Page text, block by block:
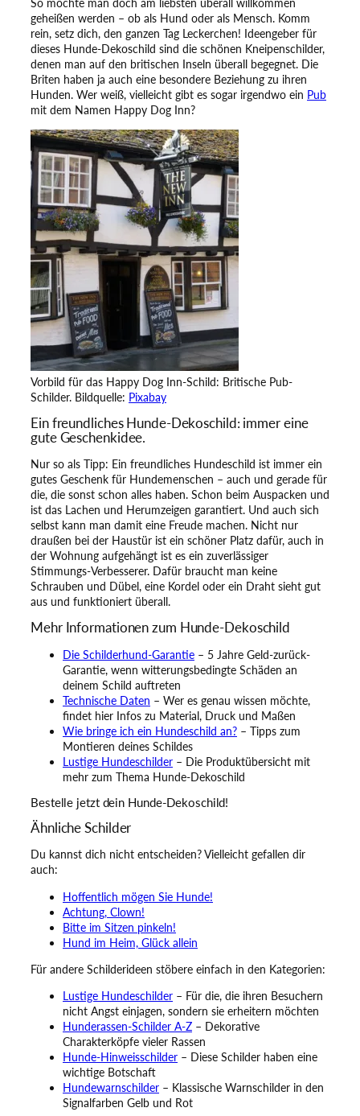
So möchte man doch am liebsten überall willkommen
geheißen werden – ob als Hund oder als Mensch. Komm
rein, setz dich, den ganzen Tag Leckerchen! Ideengeber für
dieses Hunde-Dekoschild sind die schönen Kneipenschilder,
denen man auf den britischen Inseln überall begegnet. Die
Briten haben ja auch eine besondere Beziehung zu ihren
Hunden. Wer weiß, vielleicht gibt es sogar irgendwo ein Pub
mit dem Namen Happy Dog Inn?
Vorbild für das Happy Dog Inn-Schild: Britische Pub-
Schilder. Bildquelle: Pixabay
Ein freundliches Hunde-Dekoschild: immer eine
gute Geschenkidee.
Nur so als Tipp: Ein freundliches Hundeschild ist immer ein
gutes Geschenk für Hundemenschen – auch und gerade für
die, die sonst schon alles haben. Schon beim Auspacken und
ist das Lachen und Herumzeigen garantiert. Und auch sich
selbst kann man damit eine Freude machen. Nicht nur
draußen bei der Haustür ist ein schöner Platz dafür, auch in
der Wohnung aufgehängt ist es ein zuverlässiger
Stimmungs-Verbesserer. Dafür braucht man keine
Schrauben und Dübel, eine Kordel oder ein Draht sieht gut
aus und funktioniert überall.
Mehr Informationen zum Hunde-Dekoschild
Die Schilderhund-Garantie – 5 Jahre Geld-zurück-
Garantie, wenn witterungsbedingte Schäden an
deinem Schild auftreten
Technische Daten – Wer es genau wissen möchte,
findet hier Infos zu Material, Druck und Maßen
Wie bringe ich ein Hundeschild an? – Tipps zum
Montieren deines Schildes
Lustige Hundeschilder – Die Produktübersicht mit
mehr zum Thema Hunde-Dekoschild
Bestelle jetzt dein Hunde-Dekoschild!
Ähnliche Schilder
Du kannst dich nicht entscheiden? Vielleicht gefallen dir
auch:
Hoffentlich mögen Sie Hunde!
Achtung, Clown!
Bitte im Sitzen pinkeln!
Hund im Heim, Glück allein
Für andere Schilderideen stöbere einfach in den Kategorien:
Lustige Hundeschilder – Für die, die ihren Besuchern
nicht Angst einjagen, sondern sie erheitern möchten
Hunderassen-Schilder A-Z – Dekorative
Charakterköpfe vieler Rassen
Hunde-Hinweisschilder – Diese Schilder haben eine
wichtige Botschaft
Hundewarnschilder – Klassische Warnschilder in den
Signalfarben Gelb und Rot